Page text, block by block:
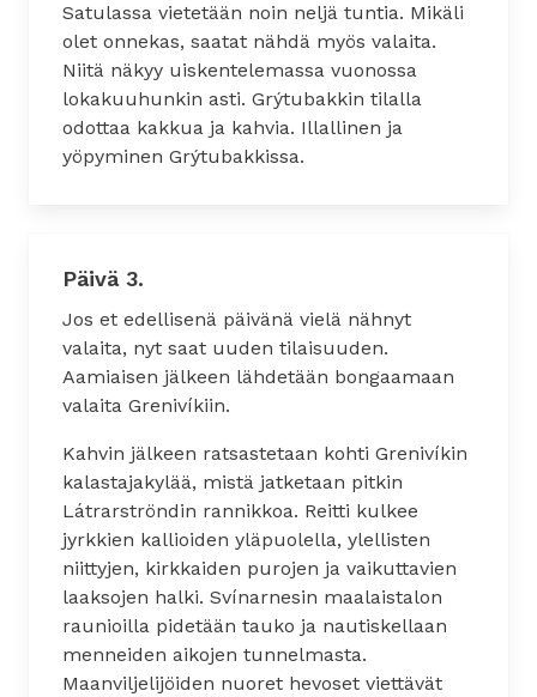
Satulassa vietetään noin neljä tuntia. Mikäli
olet onnekas, saatat nähdä myös valaita.
Niitä näkyy uiskentelemassa vuonossa
lokakuuhunkin asti. Grýtubakkin tilalla
odottaa kakkua ja kahvia. Illallinen ja
yöpyminen Grýtubakkissa.
Päivä 3.
Jos et edellisenä päivänä vielä nähnyt
valaita, nyt saat uuden tilaisuuden.
Aamiaisen jälkeen lähdetään bongaamaan
valaita Grenivíkiin.
Kahvin jälkeen ratsastetaan kohti Grenivíkin
kalastajakylää, mistä jatketaan pitkin
Látrarströndin rannikkoa. Reitti kulkee
jyrkkien kallioiden yläpuolella, ylellisten
niittyjen, kirkkaiden purojen ja vaikuttavien
laaksojen halki. Svínarnesin maalaistalon
raunioilla pidetään tauko ja nautiskellaan
menneiden aikojen tunnelmasta.
Maanviljelijöiden nuoret hevoset viettävät